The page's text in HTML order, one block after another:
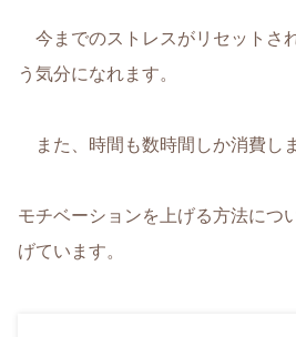
今までのストレスがリセットさ
う気分になれます。
また、時間も数時間しか消費し
モチベーションを上げる方法につ
げています。